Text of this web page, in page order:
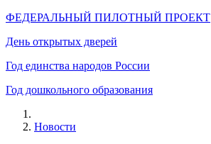
ФЕДЕРАЛЬНЫЙ ПИЛОТНЫЙ ПРОЕКТ
День открытых дверей
Год единства народов России
Год дошкольного образования
Новости